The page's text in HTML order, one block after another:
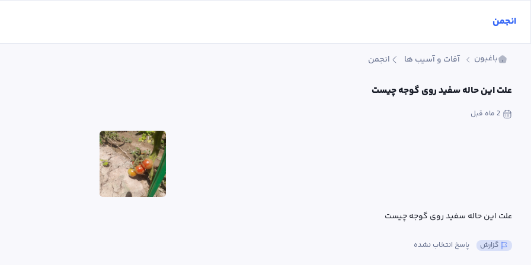
باغبون آفات و آسیب ها انجمن
علت این حاله سفید روی گوجه چیست
2 ماه قبل
علت این حاله سفید روی گوجه چیست
پاسخ انتخاب نشده گزارش
انجمن